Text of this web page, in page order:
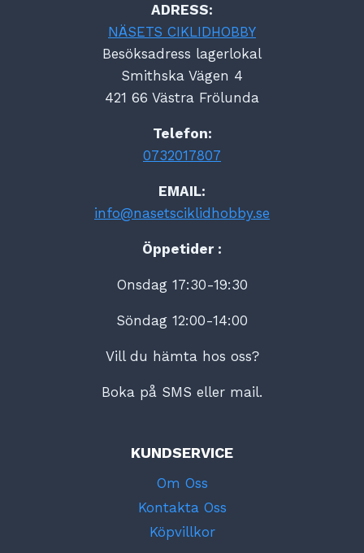
ADRESS:
NÄSETS CIKLIDHOBBY
Besöksadress lagerlokal
Smithska Vägen 4
421 66 Västra Frölunda
Telefon:
0732017807
EMAIL:
info@nasetsciklidhobby.se
Öppetider :
Onsdag 17:30-19:30
Söndag 12:00-14:00
Vill du hämta hos oss?
Boka på SMS eller mail.
KUNDSERVICE
Om Oss
Kontakta Oss
Köpvillkor